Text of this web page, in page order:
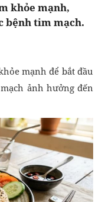
khỏe mạnh,
bệnh tim mạch.
mạnh để bắt đầu
ảnh hưởng đến